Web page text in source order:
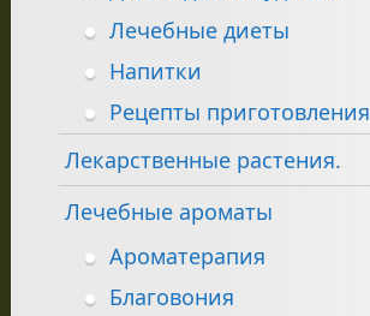
Лечебные диеты
Напитки
Рецепты приготовления
Лекарственные растения.
Лечебные ароматы
Ароматерапия
Благовония